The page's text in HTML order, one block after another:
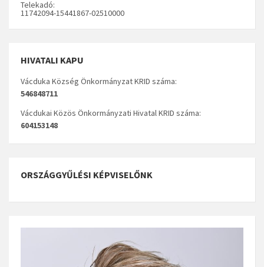
Telekadó:
11742094-15441867-02510000
HIVATALI KAPU
Vácduka Község Önkormányzat KRID száma:
546848711
Vácdukai Közös Önkormányzati Hivatal KRID száma:
604153148
ORSZÁGGYŰLÉSI KÉPVISELŐNK